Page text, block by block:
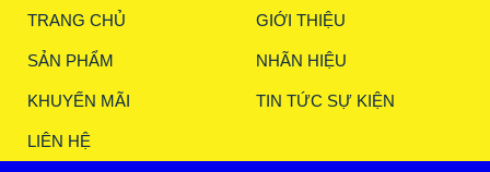
TRANG CHỦ GIỚI THIỆU
SẢN PHẨM NHÃN HIỆU
KHUYẾN MÃI TIN TỨC SỰ KIỆN
LIÊN HỆ